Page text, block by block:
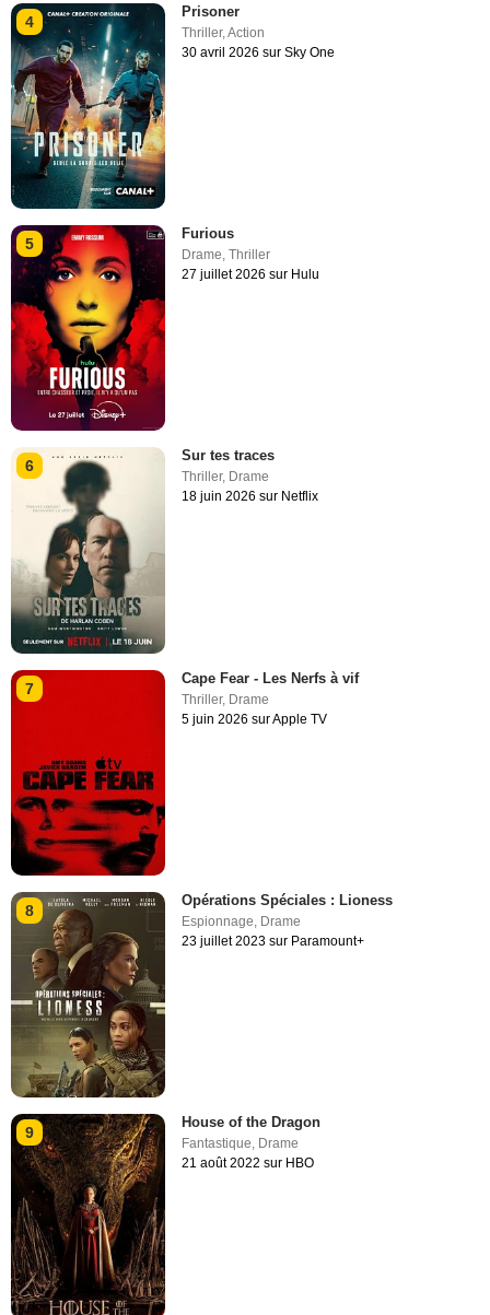
4
Prisoner
Thriller,Action
30 avril 2026 sur Sky One
5
Furious
Drame,Thriller
27 juillet 2026 sur Hulu
6
Sur tes traces
Thriller, Drame
18 juin 2026 sur Netflix
7
Cape Fear - Les Nerfs à vif
Thriller, Drame
5 juin 2026 sur Apple TV
8
Opérations Spéciales : Lioness
Espionnage, Drame
23 juillet 2023 sur Paramount+
9
House of the Dragon
Fantastique, Drame
21 août 2022 sur HBO